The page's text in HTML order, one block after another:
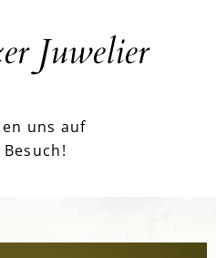
Juwelier
uns auf